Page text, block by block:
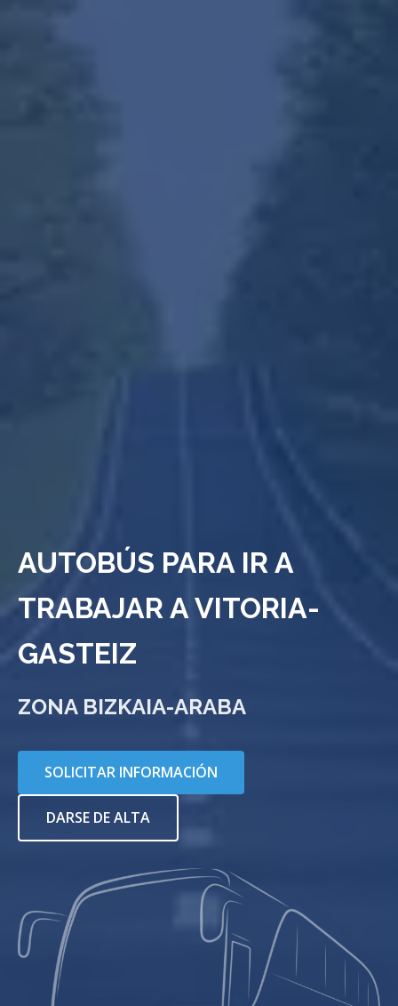
AUTOBÚS PARA IR A
TRABAJAR A VITORIA-
GASTEIZ
ZONA BIZKAIA-ARABA
SOLICITAR INFORMACIÓN
DARSE DE ALTA